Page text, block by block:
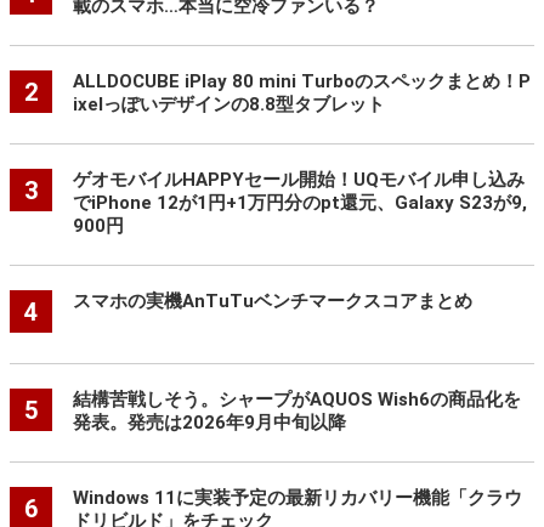
載のスマホ…本当に空冷ファンいる？
2
ALLDOCUBE iPlay 80 mini Turboのスペックまとめ！P
ixelっぽいデザインの8.8型タブレット
3
ゲオモバイルHAPPYセール開始！UQモバイル申し込み
でiPhone 12が1円+1万円分のpt還元、Galaxy S23が9,
900円
4 スマホの実機AnTuTuベンチマークスコアまとめ
5
結構苦戦しそう。シャープがAQUOS Wish6の商品化を
発表。発売は2026年9月中旬以降
6
Windows 11に実装予定の最新リカバリー機能「クラウ
ドリビルド」をチェック